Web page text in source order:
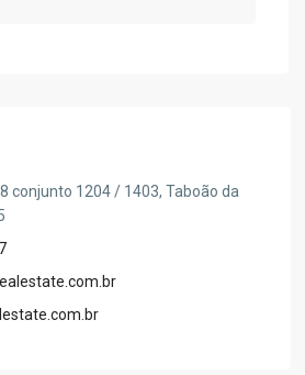
conjunto 1204 / 1403, Taboão da